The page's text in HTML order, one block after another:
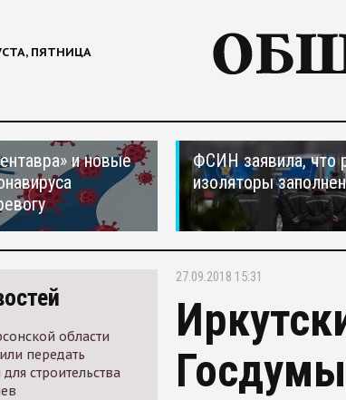
ПЯТНИЦА
и новые
ФСИН заявила, что
изоляторы
области
передать
строительства
27.09.2018 15:31